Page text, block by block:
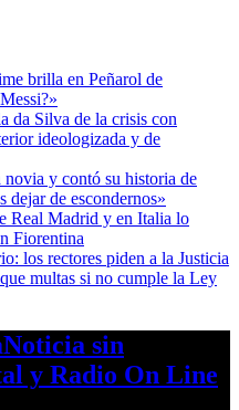
brilla en Peñarol de
da Silva de la crisis con
ideologizada y de
novia y contó su historia de
de escondernos»
Real Madrid y en Italia lo
Fiorentina
los rectores piden a la Justicia
multas si no cumple la Ley
Noticia sin
y Radio On Line